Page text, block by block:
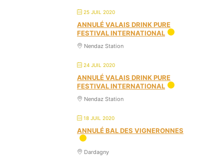
25 JUIL 2020
ANNULÉ VALAIS DRINK PURE
FESTIVAL INTERNATIONAL
Nendaz Station
24 JUIL 2020
ANNULÉ VALAIS DRINK PURE
FESTIVAL INTERNATIONAL
Nendaz Station
18 JUIL 2020
ANNULÉ BAL DES VIGNERONNES
Dardagny